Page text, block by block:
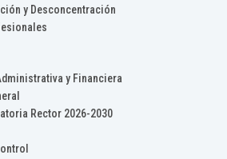
y Desconcentración
y Financiera
Rector 2026-2030